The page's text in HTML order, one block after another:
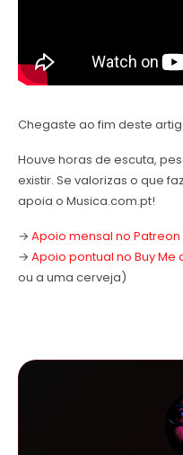
Chegaste ao fim deste
Houve horas de escuta,
existir. Se valorizas o que
apoia o Musica.com.pt!
→ Apoio mensal no Patreon
→ Apoio pontual no Buy Me
ou a uma cerveja)